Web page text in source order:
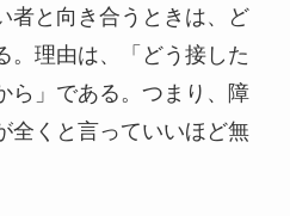
者と向き合うときは、ど
。理由は、「どう接した
ら」である。つまり、障
全くと言っていいほど無